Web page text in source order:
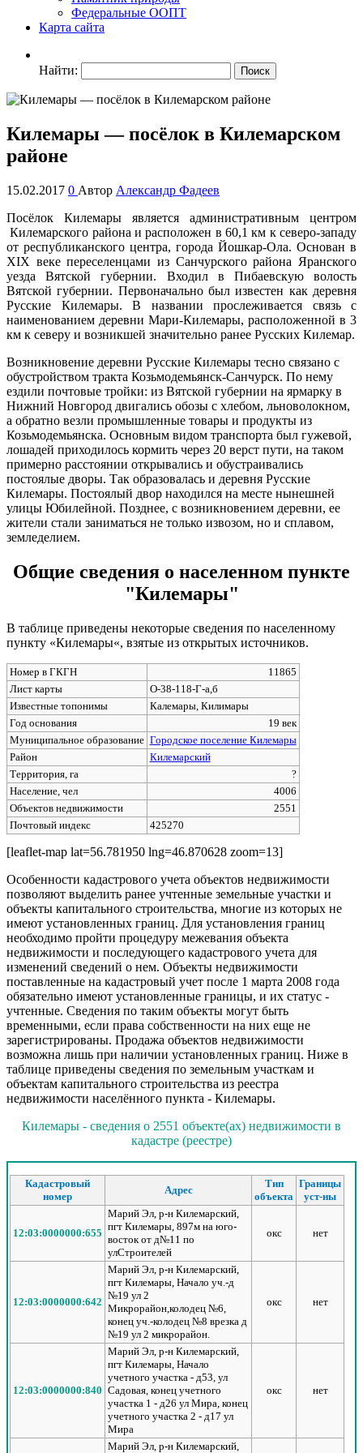
Федеральные ООПТ
Карта сайта
Найти:
Килемары — посёлок в Килемарском
районе
15.02.2017 0 Автор Александр Фадеев
Посёлок Килемары является административным центром
Килемарского района и расположен в 60,1 км к северо-западу
от республиканского центра, города Йошкар-Ола. Основан в
XIX веке переселенцами из Санчурского района Яранского
уезда Вятской губернии. Входил в Пибаевскую волость
Вятской губернии. Первоначально был известен как деревня
Русские Килемары. В названии прослеживается связь с
наименованием деревни Мари-Килемары, расположенной в 3
км к северу и возникшей значительно ранее Русских Килемар.
Возникновение деревни Русские Килемары тесно связано с
обустройством тракта Козьмодемьянск-Санчурск. По нему
ездили почтовые тройки: из Вятской губернии на ярмарку в
Нижний Новгород двигались обозы с хлебом, льноволокном,
а обратно везли промышленные товары и продукты из
Козьмодемьянска. Основным видом транспорта был гужевой,
лошадей приходилось кормить через 20 верст пути, на таком
примерно расстоянии открывались и обустраивались
постоялые дворы. Так образовалась и деревня Русские
Килемары. Постоялый двор находился на месте нынешней
улицы Юбилейной. Позднее, с возникновением деревни, ее
жители стали заниматься не только извозом, но и сплавом,
земледелием.
Общие сведения о населенном пункте
"Килемары"
В таблице приведены некоторые сведения по населенному
пункту «Килемары«, взятые из открытых источников.
Номер в ГКГН
11865
Лист карты
O-38-118-Г-а,б
Известные топонимы
Калемары, Килимары
Год основания
19 век
Муниципальное образование Городское поселение Килемары
Район
Килемарский
Территория, га
?
Население, чел
4006
Объектов недвижимости
2551
Почтовый индекс
425270
[leaflet-map lat=56.781950 lng=46.870628 zoom=13]
Особенности кадастрового учета объектов недвижимости
позволяют выделить ранее учтенные земельные участки и
объекты капитального строительства, многие из которых не
имеют установленных границ. Для установления границ
необходимо пройти процедуру межевания объекта
недвижимости и последующего кадастрового учета для
изменений сведений о нем. Объекты недвижимости
поставленные на кадастровый учет после 1 марта 2008 года
обязательно имеют установленные границы, и их статус -
учтенные. Сведения по таким объекты могут быть
временными, если права собственности на них еще не
зарегистрированы. Продажа объектов недвижимости
возможна лишь при наличии установленных границ. Ниже в
таблице приведены сведения по земельным участкам и
объектам капитального строительства из реестра
недвижимости населённого пункта - Килемары.
Килемары - сведения о 2551 объекте(ах) недвижимости в
кадастре (реестре)
Кадастровый
номер
Адрес
Тип
объекта
Границы
уст-ны
12:03:0000000:655
Марий Эл, р-н Килемарский,
пгт Килемары, 897м на юго-
восток от д№11 по
улСтроителей
окс нет
12:03:0000000:642
Марий Эл, р-н Килемарский,
пгт Килемары, Начало уч.-д
№19 ул 2
Микрорайон,колодец №6,
конец уч.-колодец №8 врезка д
№19 ул 2 микрорайон.
окс нет
12:03:0000000:840
Марий Эл, р-н Килемарский,
пгт Килемары, Начало
учетного участка - д53, ул
Садовая, конец учетного
участка 1 - д26 ул Мира, конец
учетного участка 2 - д17 ул
Мира
окс нет
Марий Эл, р-н Килемарский,